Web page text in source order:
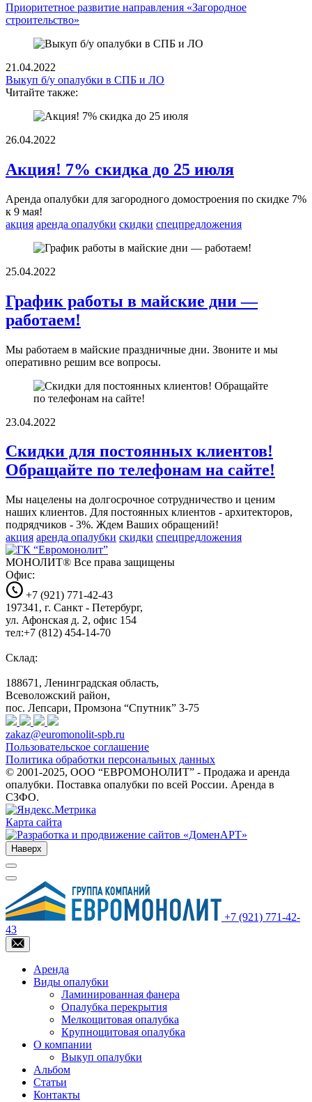
Приоритетное развитие направления «Загородное
строительство»
21.04.2022
Выкуп б/у опалубки в СПБ и ЛО
Читайте также:
26.04.2022
Акция! 7% скидка до 25 июля
Аренда опалубки для загородного домостроения по скидке 7%
к 9 мая!
акция аренда опалубки скидки спецпредложения
25.04.2022
График работы в майские дни —
работаем!
Мы работаем в майские праздничные дни. Звоните и мы
оперативно решим все вопросы.
23.04.2022
Скидки для постоянных клиентов!
Обращайте по телефонам на сайте!
Мы нацелены на долгосрочное сотрудничество и ценим
наших клиентов. Для постоянных клиентов - архитекторов,
подрядчиков - 3%. Ждем Ваших обращений!
акция аренда опалубки скидки спецпредложения
МОНОЛИТ® Все права защищены
Офис:
+7 (921) 771-42-43
197341, г. Санкт - Петербург,
ул. Афонская д. 2, офис 154
тел:+7 (812) 454-14-70
Склад:
188671, Ленинградская область,
Всеволожский район,
пос. Лепсари, Промзона “Спутник” 3-75
zakaz@euromonolit-spb.ru
Пользовательское соглашение
Политика обработки персональных данных
© 2001-2025, ООО “ЕВРОМОНОЛИТ” - Продажа и аренда
опалубки. Поставка опалубки по всей России. Аренда в
СЗФО.
Карта сайта
Наверх
+7 (921) 771-42-
43
Аренда
Виды опалубки
Ламинированная фанера
Опалубка перекрытия
Мелкощитовая опалубка
Крупнощитовая опалубка
О компании
Выкуп опалубки
Альбом
Статьи
Контакты